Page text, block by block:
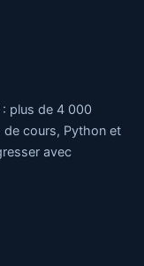
plus de 4 000
cours, Python et
avec